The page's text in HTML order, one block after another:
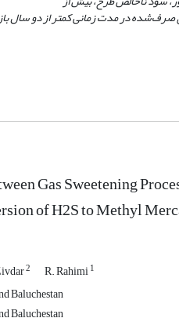
صرفشده در مدت زمانی کمتر از دو سال
Gas Sweetening
of H2S to Methyl
2 R. Rahimi1
Baluchestan
Baluchestan